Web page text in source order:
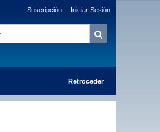
Suscripción | Iniciar Sesión
Retroceder